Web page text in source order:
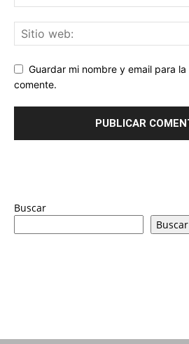
Guardar mi nombre y email para
comente.
Buscar
Buscar